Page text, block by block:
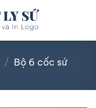
/ Bộ 6 cốc sứ